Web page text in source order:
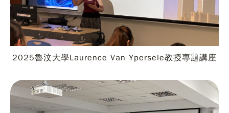
2025魯汶大學Laurence Van Ypersele教授專題講座